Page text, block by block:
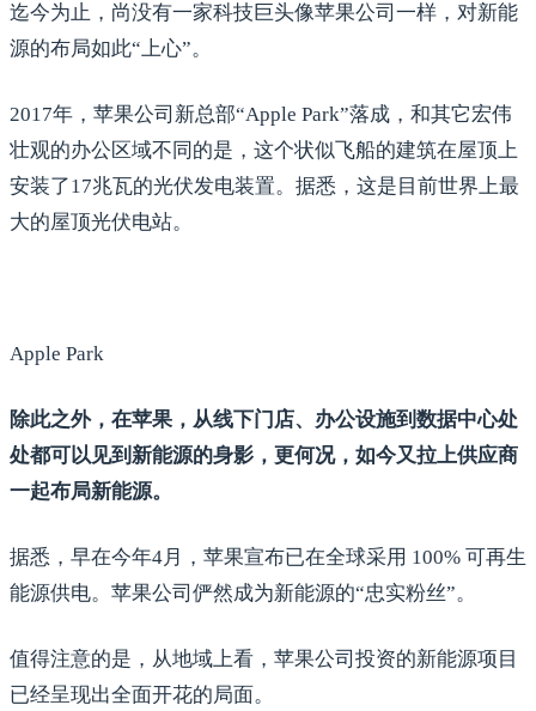
迄今为止，尚没有一家科技巨头像苹果公司一样，对新能
源的布局如此“上心”。
2017年，苹果公司新总部“Apple Park”落成，和其它宏伟
壮观的办公区域不同的是，这个状似飞船的建筑在屋顶上
安装了17兆瓦的光伏发电装置。据悉，这是目前世界上最
大的屋顶光伏电站。
Apple Park
除此之外，在苹果，从线下门店、办公设施到数据中心处
处都可以见到新能源的身影，更何况，如今又拉上供应商
一起布局新能源。
据悉，早在今年4月，苹果宣布已在全球采用 100% 可再生
能源供电。苹果公司俨然成为新能源的“忠实粉丝”。
值得注意的是，从地域上看，苹果公司投资的新能源项目
已经呈现出全面开花的局面。